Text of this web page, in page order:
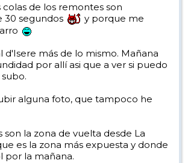
de los remontes son
30 segundos
y porque me
d'Isere más de lo mismo. Mañana
por allí asi que a ver si puedo
alguna foto, que tampoco he
son la zona de vuelta desde La
es la zona más expuesta y donde
por la mañana.